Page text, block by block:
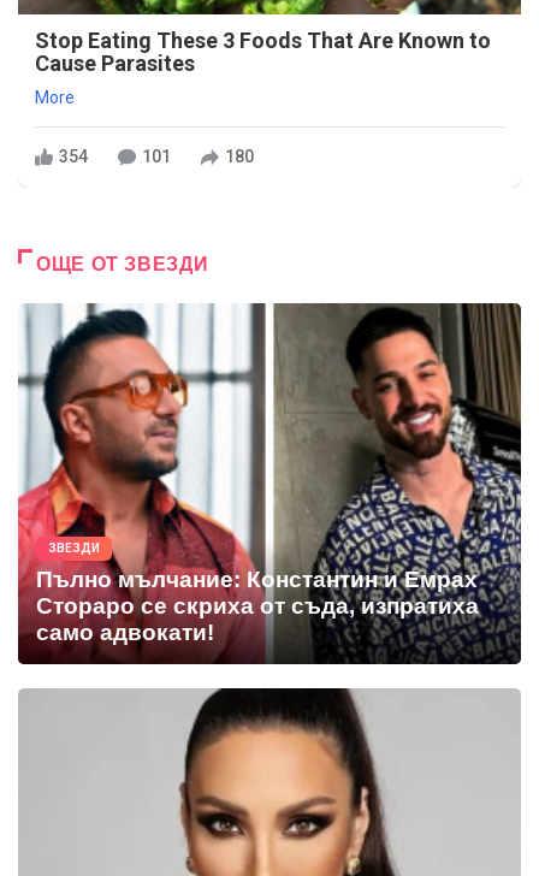
Stop Eating These 3 Foods That Are Known to
Cause Parasites
More
354 101 180
ОЩЕ ОТ ЗВЕЗДИ
ЗВЕЗДИ
Пълно мълчание: Константин и Емрах
Стораро се скриха от съда, изпратиха
само адвокати!